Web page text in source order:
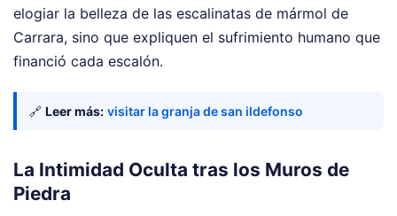
elogiar la belleza de las escalinatas de mármol de
Carrara, sino que expliquen el sufrimiento humano que
financió cada escalón.
🔗 Leer más: visitar la granja de san ildefonso
La Intimidad Oculta tras los Muros de
Piedra